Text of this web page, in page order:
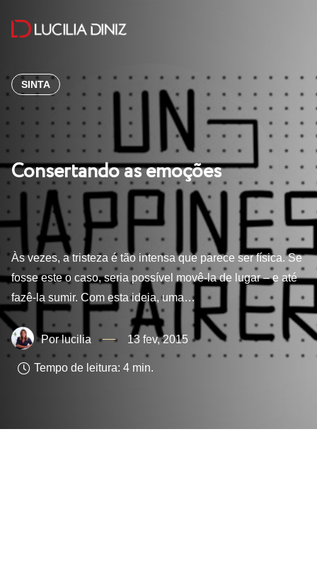
SINTA
Consertando as emoções
Às vezes, a tristeza é tão intensa que parece ser física. Se
fosse este o caso, seria possível movê-la de lugar – e até
fazê-la sumir. Com esta ideia, uma…
lucilia 13 fev, 2015
Tempo de leitura: 4 min.